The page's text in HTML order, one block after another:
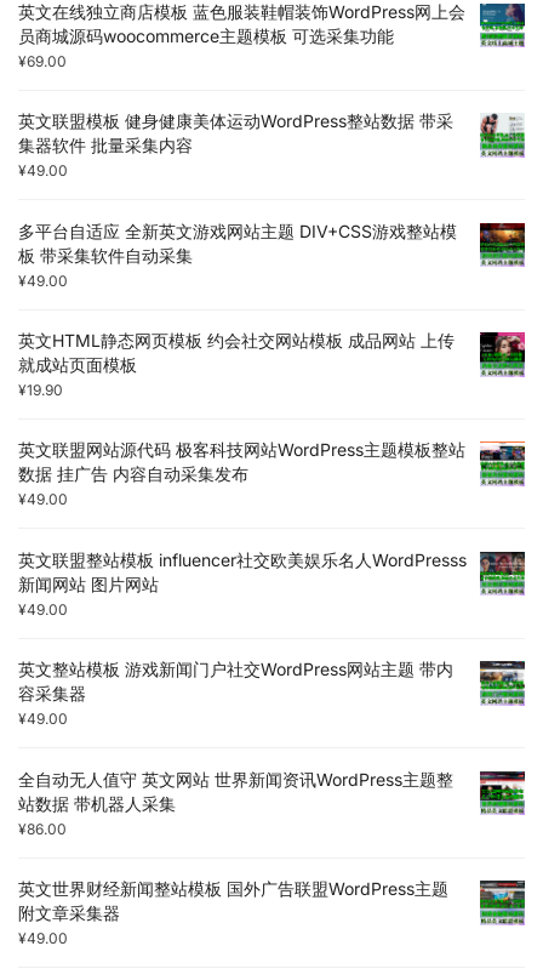
英文在线独立商店模板 蓝色服装鞋帽装饰WordPress网上会
员商城源码woocommerce主题模板 可选采集功能
¥69.00
英文联盟模板 健身健康美体运动WordPress整站数据 带采
集器软件 批量采集内容
¥49.00
多平台自适应 全新英文游戏网站主题 DIV+CSS游戏整站模
板 带采集软件自动采集
¥49.00
英文HTML静态网页模板 约会社交网站模板 成品网站 上传
就成站页面模板
¥19.90
英文联盟网站源代码 极客科技网站WordPress主题模板整站
数据 挂广告 内容自动采集发布
¥49.00
英文联盟整站模板 influencer社交欧美娱乐名人WordPresss
新闻网站 图片网站
¥49.00
英文整站模板 游戏新闻门户社交WordPress网站主题 带内
容采集器
¥49.00
全自动无人值守 英文网站 世界新闻资讯WordPress主题整
站数据 带机器人采集
¥86.00
英文世界财经新闻整站模板 国外广告联盟WordPress主题
附文章采集器
¥49.00